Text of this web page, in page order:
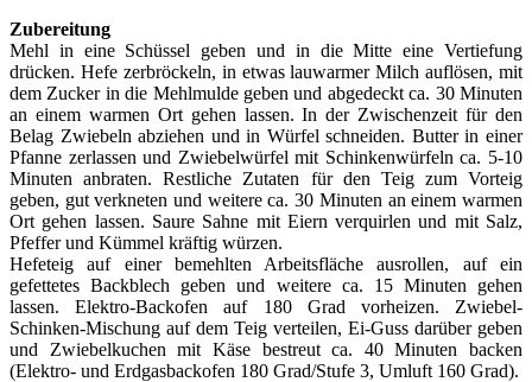
Zubereitung
Mehl in eine Schüssel geben und in die Mitte eine Vertiefung
drücken. Hefe zerbröckeln, in etwas lauwarmer Milch auflösen, mit
dem Zucker in die Mehlmulde geben und abgedeckt ca. 30 Minuten
an einem warmen Ort gehen lassen. In der Zwischenzeit für den
Belag Zwiebeln abziehen und in Würfel schneiden. Butter in einer
Pfanne zerlassen und Zwiebelwürfel mit Schinkenwürfeln ca. 5-10
Minuten anbraten. Restliche Zutaten für den Teig zum Vorteig
geben, gut verkneten und weitere ca. 30 Minuten an einem warmen
Ort gehen lassen. Saure Sahne mit Eiern verquirlen und mit Salz,
Pfeffer und Kümmel kräftig würzen.
Hefeteig auf einer bemehlten Arbeitsfläche ausrollen, auf ein
gefettetes Backblech geben und weitere ca. 15 Minuten gehen
lassen. Elektro-Backofen auf 180 Grad vorheizen. Zwiebel-
Schinken-Mischung auf dem Teig verteilen, Ei-Guss darüber geben
und Zwiebelkuchen mit Käse bestreut ca. 40 Minuten backen
(Elektro- und Erdgasbackofen 180 Grad/Stufe 3, Umluft 160 Grad).